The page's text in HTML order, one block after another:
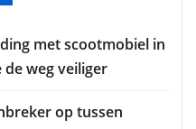
met scootmobiel in
weg veiliger
op tussen